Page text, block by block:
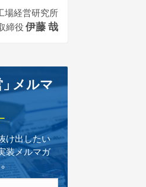
場経営研究所
締役伊藤 哉
」 メルマ
け出したい
装メルマガ